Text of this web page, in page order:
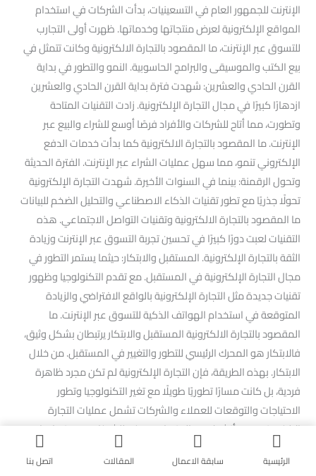
الإنترنت للجمهور العام في التسعينيات، بدأت الشركات في استخدام
المواقع الإلكترونية لعرض منتجاتها وخدماتها. ظهرت أولى التجارب
للتسوق عبر الإنترنت، ما المقصود بالتجارة الالكترونية وكانت تتمثل في
بيع الكتب والموسيقى والبرامج الحاسوبية. النمو والتطور في بداية
القرن الحادي والعشرين: شهدت فترة بداية القرن الحادي والعشرين
ازدهارًا كبيرًا في مجال التجارة الإلكترونية. زادت التقنيات المتاحة
وتطورت، مما أتاح للشركات والأفراد فرصًا أوسع للشراء والبيع عبر
الإنترنت. ما المقصود بالتجارة الالكترونية كما بدأت خدمات الدفع
الإلكتروني تنمو، مما سهل عمليات الشراء عبر الإنترنت. الفترة الحديثة
وتحول الرقمنة: بينما في السنوات الأخيرة. شهدت التجارة الإلكترونية
تحولًا جذريًا مع تطور تقنيات الذكاء الاصطناعي والتحليل الضخم للبيانات
ما المقصود بالتجارة الالكترونية وتقنيات التواصل الاجتماعي. هذه
التقنيات لعبت دورًا كبيرًا في تحسين تجربة التسوق عبر الإنترنت وزيادة
الثقة بالتجارة الإلكترونية. المستقبل والابتكار: حيثما يستمر التطور في
مجال التجارة الإلكترونية في المستقبل. مع تقدم التكنولوجيا وظهور
تقنيات جديدة مثل التجارة الإلكترونية بالواقع الافتراضي والزيادة
المتوقعة في استخدام الهواتف الذكية للتسوق عبر الإنترنت. ما
المقصود بالتجارة الالكترونية المستقبل والابتكار يرتبطان بشكل وثيق،
فالابتكار هو المحرك الرئيسي للتطور والتغيير في المستقبل. من خلال
الابتكار. بهذه الطريقة، فإن التجارة الإلكترونية لم تكن مجرد ظاهرة
فردية، بل كانت مسارًا تطوريًا طويلًا مع تغير التكنولوجيا وتطور
الاحتياجات والتوقعات للعملاء والشركات تشمل عمليات التجارة
الإلكترونية عدة أنشطة بيع المنتجات. يمكن للشركات بيع منتجاتها
مباشرة عبر مواقع الإنترنت، سواء كانت هذه المواقع متاجر إلكترونية
خاصة بهم أو عبر منصات التجارة الإلكترونية مثل أمازون وإيباي. تقديم
الرئيسية سابقة الاعمال المقالات اتصل بنا